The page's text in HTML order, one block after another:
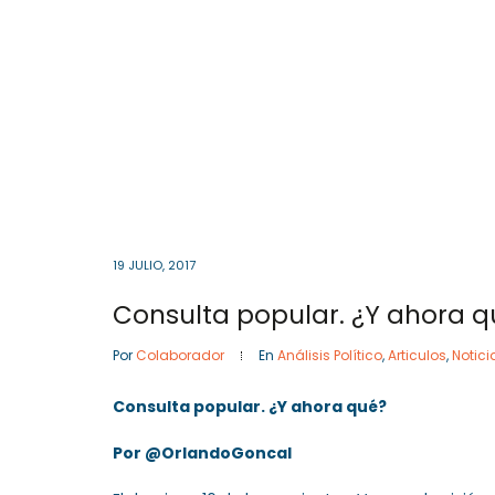
19 JULIO, 2017
Consulta popular. ¿Y ahora
Por Colaborador En Análisis Político,Articulos,
Consulta popular. ¿Y ahora qué?
Por @OrlandoGoncal